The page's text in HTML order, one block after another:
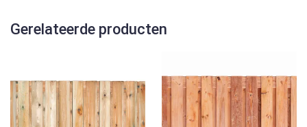
Gerelateerde producten